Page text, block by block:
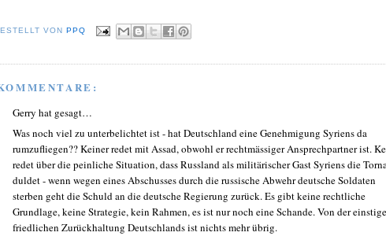
VON PPQ
Gerry hat gesagt…
Was noch viel zu unterbelichtet ist - hat Deutschland eine Genehmigung Syriens da
rumzufliegen?? Keiner redet mit Assad, obwohl er rechtmässiger Ansprechpartner ist.
redet über die peinliche Situation, dass Russland als militärischer Gast Syriens die
duldet - wenn wegen eines Abschusses durch die russische Abwehr deutsche Soldaten
sterben geht die Schuld an die deutsche Regierung zurück. Es gibt keine rechtliche
Grundlage, keine Strategie, kein Rahmen, es ist nur noch eine Schande. Von der
friedlichen Zurückhaltung Deutschlands ist nichts mehr übrig.